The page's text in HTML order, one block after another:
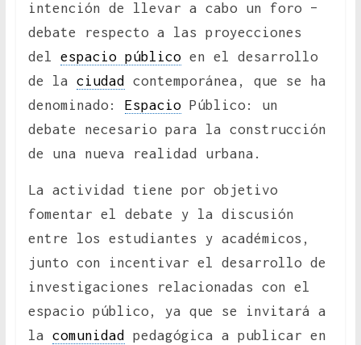
intención de llevar a cabo un foro –
debate respecto a las proyecciones
del espacio públicoen el desarrollo
de la ciudad
contemporánea, que se ha
denominado: EspacioPúblico: un
debate necesario para la construcción
de una nueva realidad urbana.
La actividad tiene por objetivo
fomentar el debate y la discusión
entre los estudiantes y académicos,
junto con incentivar el desarrollo de
investigaciones relacionadas con el
espacio público, ya que se invitará a
la comunidad
pedagógica a publicar en